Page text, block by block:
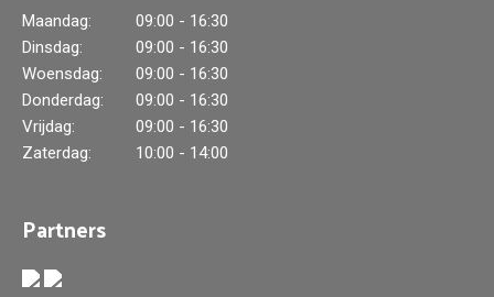
Maandag:
09:00 - 16:30
Dinsdag:
09:00 - 16:30
Woensdag:
09:00 - 16:30
Donderdag:
09:00 - 16:30
Vrijdag:
09:00 - 16:30
Zaterdag:
10:00 - 14:00
Partners